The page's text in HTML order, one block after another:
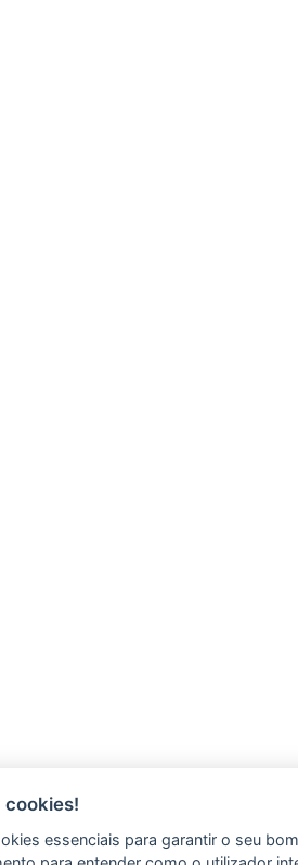
cookies!
essenciais para garantir o seu